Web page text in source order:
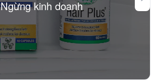
Ngừng kinh doanh